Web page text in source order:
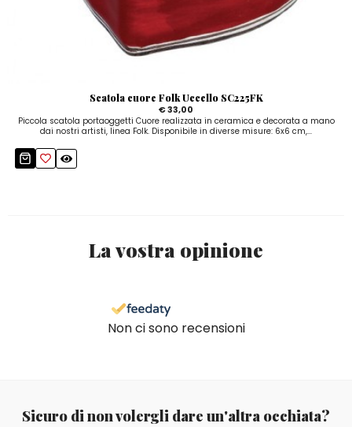
Scatola cuore Folk Uccello SC225FK
€ 33,00
Piccola scatola portaoggetti Cuore realizzata in ceramica e decorata a mano
dai nostri artisti, linea Folk. Disponibile in diverse misure: 6x6 cm,...
La vostra opinione
Non ci sono recensioni
Sicuro di non volergli dare un'altra occhiata?